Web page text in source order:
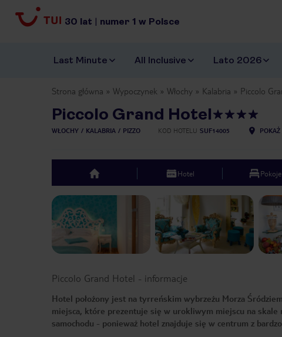
30 lat | numer 1 w Polsce
Last Minute All Inclusive Lato 2026
Strona główna Wypoczynek Włochy Kalabria Piccolo
Piccolo Grand Hotel
WŁOCHY KALABRIA PIZZO KOD HOTELU SUF14005
top Hotel Pokoje
Piccolo Grand Hotel - informacje
Hotel położony jest na tyrreńskim wybrzeżu Morza
miejsca, które prezentuje się w urokliwym miejscu na skale
samochodu - ponieważ hotel znajduje się w centrum z